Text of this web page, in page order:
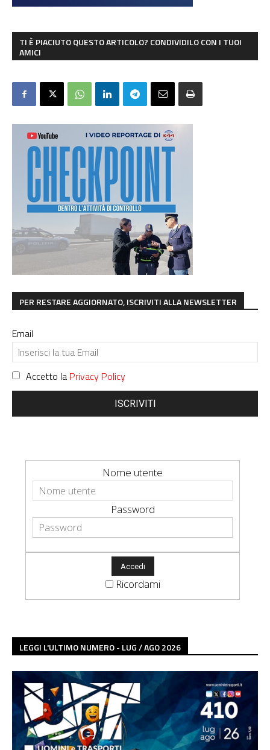
TI È PIACIUTO QUESTO ARTICOLO? CONDIVIDILO CON I TUOI
AMICI
PER RESTARE AGGIORNATO, ISCRIVITI ALLA NEWSLETTER
Email
Accetto la Privacy Policy
ISCRIVITI
Nome utente
Password
Ricordami
LEGGI L'ULTIMO NUMERO - LUG / AGO 2026